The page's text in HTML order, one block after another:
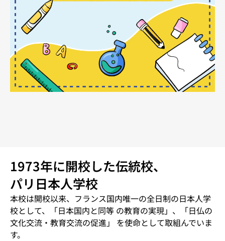
1973年に開校した伝統校、
パリ日本人学校
本校は開校以来、フランス国内唯一の全日制の日本人学
校として、「日本国内と同等 の教育の実現」、「日仏の
文化交流・教育交流の促進」 を使命として取組んでいま
す。